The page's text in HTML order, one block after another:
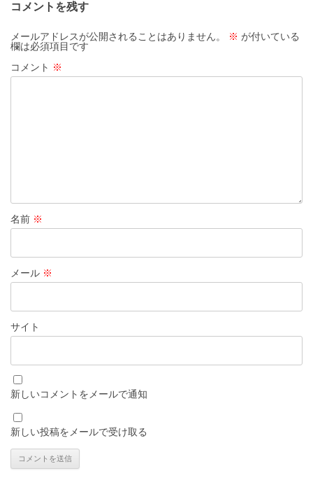
コメントを残す
メールアドレスが公開されることはありません。 ※ が付いている
欄は必須項目です
コメント ※
名前 ※
メール ※
サイト
新しいコメントをメールで通知
新しい投稿をメールで受け取る